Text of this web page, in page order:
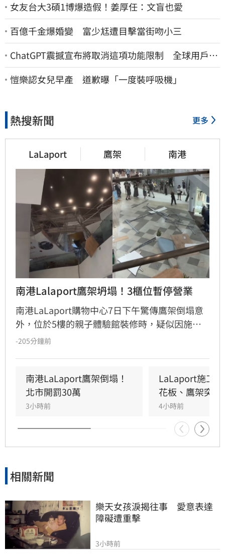
女友台大3碩1博爆造假！姜厚任：文盲也愛
百億千金爆婚變 富少尪遭目擊當街吻小三
ChatGPT震撼宣布將取消這項功能限制 全球用戶即
刻起「免費」用到飽
愷樂認女兒早產 道歉曝「一度裝呼吸機」
熱搜新聞 更多
LaLaport 鷹架 南港
南港Lalaport鷹架坍塌！3櫃位暫停營業
南港LaLaport購物中心7日下午驚傳鷹架倒塌意
外，位於5樓的親子體驗館裝修時，疑似因施工
未固定妥當，導致鷹架與天花板崩落，現場粉塵
3樓部分櫃位暫停營業，其餘區域則維持正常運
作，目前相關單位正積極介入調查，以確保商場
消費安全。
-205分鐘前
南港LaLaport鷹架倒塌！
北市開罰30萬
3小時前
LaLaport施工
花板、鷹架突掉
4小時前
相關新聞
樂天女孩淚揭往事　愛意表達
障礙遭重擊
3小時前